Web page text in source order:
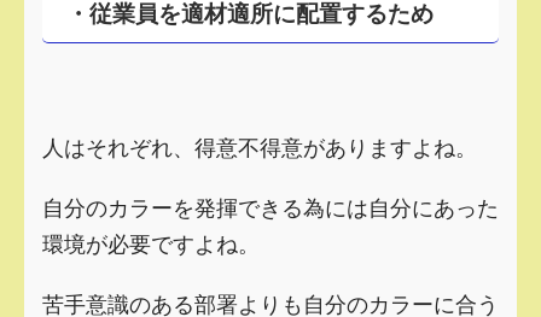
・従業員を適材適所に配置するため
人はそれぞれ、得意不得意がありますよね。
自分のカラーを発揮できる為には自分にあった
環境が必要ですよね。
苦手意識のある部署よりも自分のカラーに合う